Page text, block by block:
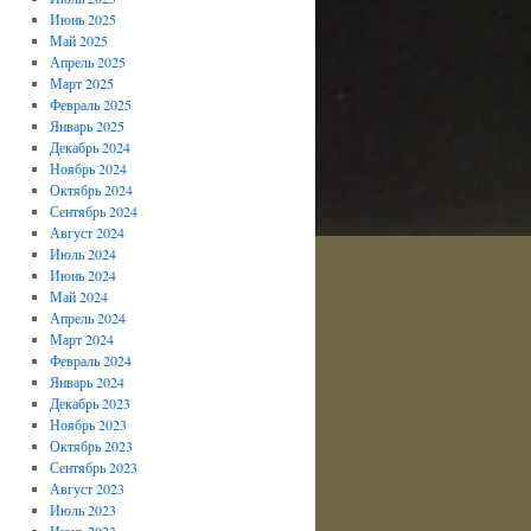
Июнь 2025
Май 2025
Апрель 2025
Март 2025
Февраль 2025
Январь 2025
Декабрь 2024
Ноябрь 2024
Октябрь 2024
Сентябрь 2024
Август 2024
Июль 2024
Июнь 2024
Май 2024
Апрель 2024
Март 2024
Февраль 2024
Январь 2024
Декабрь 2023
Ноябрь 2023
Октябрь 2023
Сентябрь 2023
Август 2023
Июль 2023